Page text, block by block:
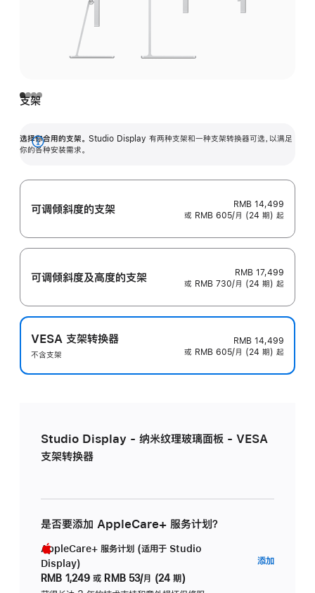
支架
选择你合用的支架。 Studio Display 有两种支架和一种支架转换器可选，以满足
你的各种安装需求。
展
可调倾斜度的支架
RMB 14,499
或 RMB 605/月 (24 期) 起
可调倾斜度及高‍度的支‍架
RMB 17,499
或 RMB 730/月 (24 期) 起
VESA 支架转换器
不含支架
RMB 14,499
或 RMB 605/月 (24 期) 起
Studio Display - 纳米纹理玻璃面板 - VESA
支架转换器
是否要添加 AppleCare+ 服务计划？
AppleCare+ 服务计划 (适用于 Studio
Display)
RMB 1,249 或 RMB 53/月 (24 期)
添加